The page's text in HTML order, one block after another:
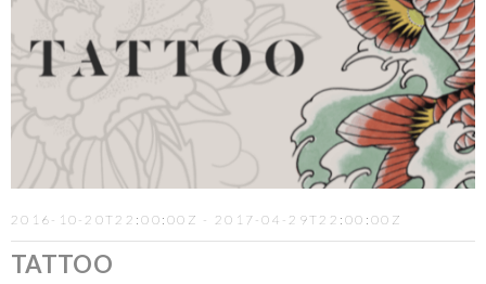
2016-10-20T22:00:00Z - 2017-04-29T22:00:00Z
TATTOO